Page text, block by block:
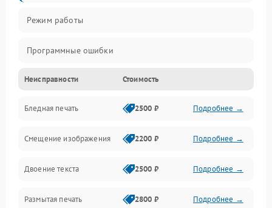
Режим работы
Программные ошибки
Картриджи и расходники
Сканер и копирование
Механика и узлы
Программные сбои
Подключение и интерфейсы
Неисправности Стоимость
Бледная печать 2500 ₽ Подробнее →
Смещение изображения 2200 ₽ Подробнее →
Двоение текста 2500 ₽ Подробнее →
Размытая печать 2800 ₽ Подробнее →